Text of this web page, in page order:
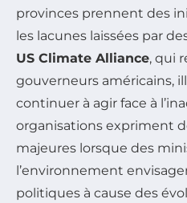
provinces prennent des
les lacunes laissées par
US Climate Alliance, qui
gouverneurs américains,
continuer à agir face à
organisations expriment
majeures lorsque des
l’environnement
politiques à cause des